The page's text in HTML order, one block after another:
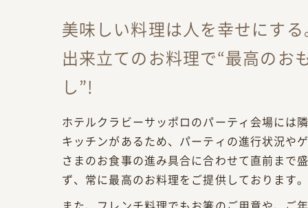
美味しい料理は人を幸せにす
出来立てのお料理で“最高のお
し”!
ホテルクラビーサッポロのパーティ会場には
キッチンがあるため、パーティの進行状況や
さまのお食事の進み具合に合わせて直前まで
ず、常に最高のお料理をご提供しております